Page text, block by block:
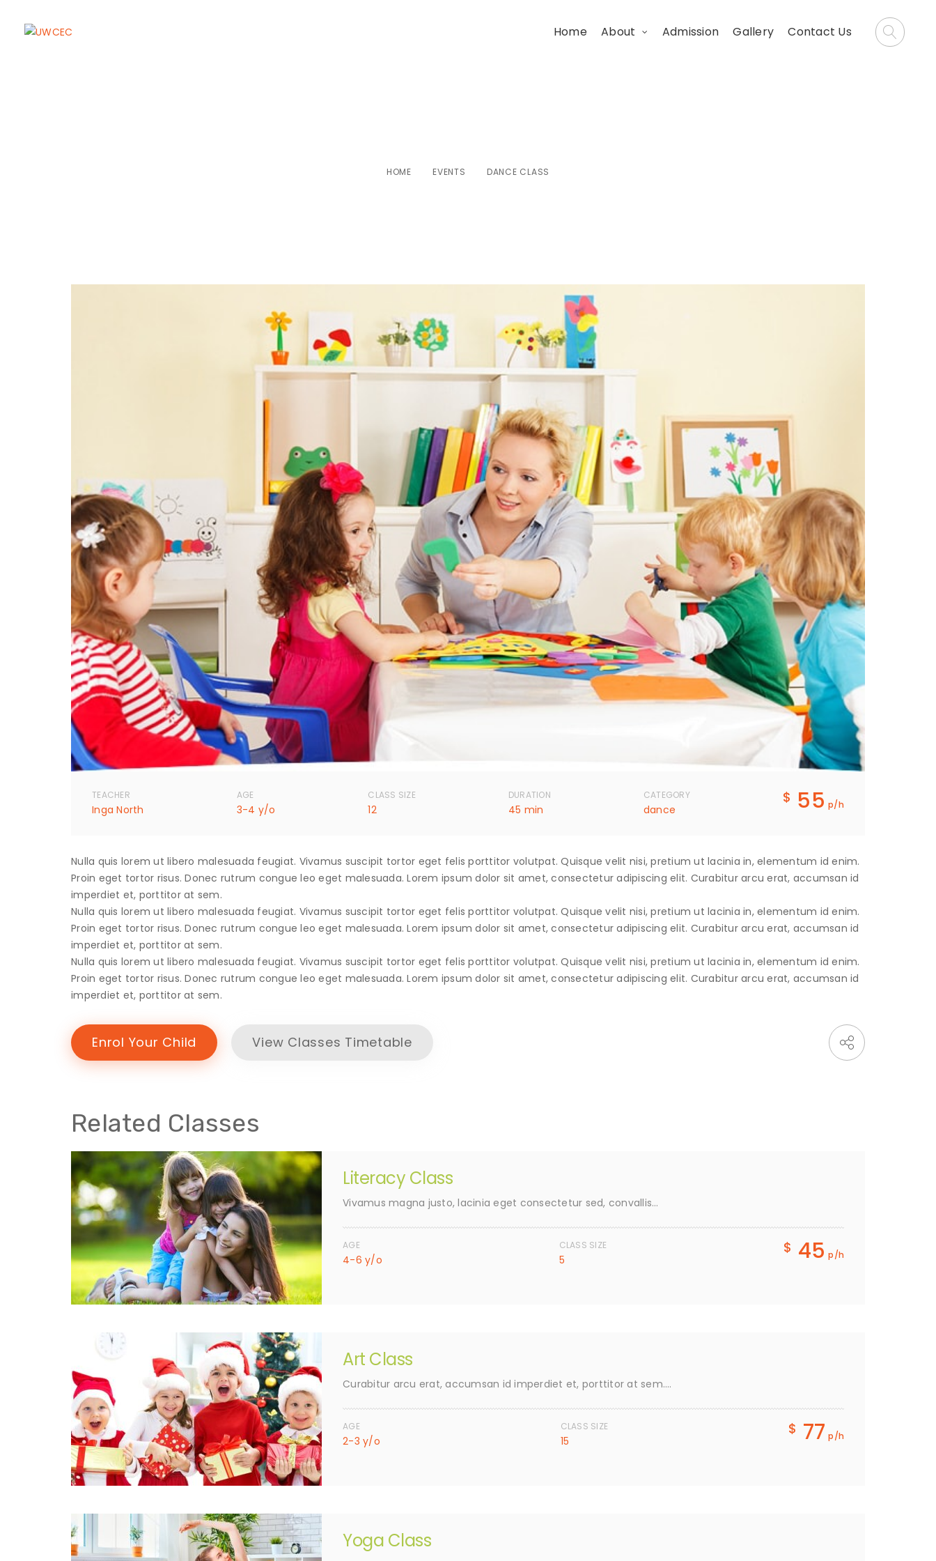
Home About Admission Gallery Contact Us
HOME EVENTS DANCE CLASS
TEACHER
Inga North
AGE
3-4 y/o
CLASS SIZE
12
DURATION
45 min
CATEGORY
dance
$ 55 p/h
Nulla quis lorem ut libero malesuada feugiat. Vivamus suscipit tortor eget felis porttitor volutpat. Quisque velit nisi, pretium ut lacinia in, elementum id enim.
Proin eget tortor risus. Donec rutrum congue leo eget malesuada. Lorem ipsum dolor sit amet, consectetur adipiscing elit. Curabitur arcu erat, accumsan id
imperdiet et, porttitor at sem.
Nulla quis lorem ut libero malesuada feugiat. Vivamus suscipit tortor eget felis porttitor volutpat. Quisque velit nisi, pretium ut lacinia in, elementum id enim.
Proin eget tortor risus. Donec rutrum congue leo eget malesuada. Lorem ipsum dolor sit amet, consectetur adipiscing elit. Curabitur arcu erat, accumsan id
imperdiet et, porttitor at sem.
Nulla quis lorem ut libero malesuada feugiat. Vivamus suscipit tortor eget felis porttitor volutpat. Quisque velit nisi, pretium ut lacinia in, elementum id enim.
Proin eget tortor risus. Donec rutrum congue leo eget malesuada. Lorem ipsum dolor sit amet, consectetur adipiscing elit. Curabitur arcu erat, accumsan id
imperdiet et, porttitor at sem.
Enrol Your Child View Classes Timetable
Related Classes
Literacy Class
Vivamus magna justo, lacinia eget consectetur sed, convallis…
AGE
4-6 y/o
CLASS SIZE
5
$ 45 p/h
Art Class
Curabitur arcu erat, accumsan id imperdiet et, porttitor at sem….
AGE
2-3 y/o
CLASS SIZE
15
$ 77 p/h
Yoga Class